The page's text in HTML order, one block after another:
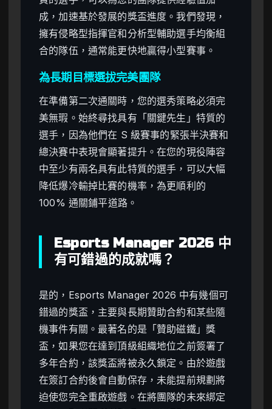
成，加速基於發展的獎盃進度。我們發現，
擁有侵略型指揮官和分析型輔助選手均衡組
合的隊伍，通常能更快地贏得小型賽事。
為長期目標選拔完美團隊
在準備第二次通關時，您的選秀策略必須完
美無瑕。始終尋找具有「關鍵先生」特質的
選手，因為他們在 S 級賽事的緊張半決賽和
總決賽中表現會顯著提升。在您的現役陣容
中至少有兩名具有此特質的選手，可以大幅
降低爆冷輸掉比賽的機率，為更順利的
100% 通關鋪平道路。
Esports Manager 2026 中
有可錯過的成就嗎？
是的，Esports Manager 2026 中有幾個可
錯過的獎盃，主要與長期贊助合約和某些隨
機事件有關。最著名的是「贊助磁鐵」獎
盃，如果您在達到頂級組織地位之前簽署了
多年合約，該獎盃將被永久鎖定。由於遊戲
在簽訂合約後會自動保存，未能提前規劃將
迫使您完全重啟遊戲。在將團隊的未來綁定